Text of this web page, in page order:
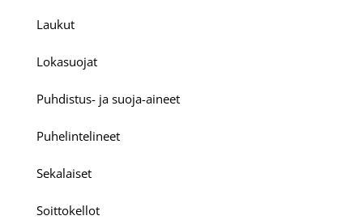
Laukut
Lokasuojat
Puhdistus- ja suoja-aineet
Puhelintelineet
Sekalaiset
Soittokellot